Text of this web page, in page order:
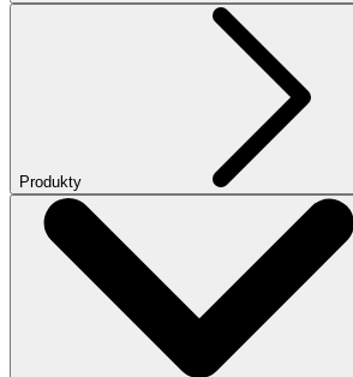
Produkty